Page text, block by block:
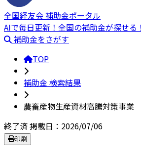
全国経友会 補助金ポータル
AIで毎日更新！全国の補助金が探せる
補助金をさがす
TOP
補助金 検索結果
農畜産物生産資材高騰対策事業
終了済掲載日：2026/07/06
印刷